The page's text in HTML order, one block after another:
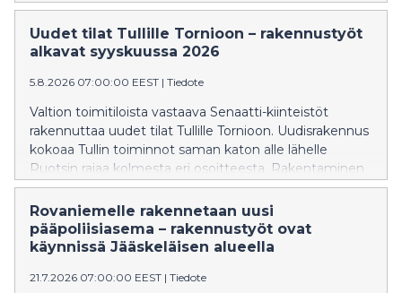
mukaisesti. Nyt on vuorossa päärakennuksen ja
talousrakennuksen peruskorjaukset, jotka käynnistyvät
elokuussa 2026 ja valmistuvat vuoden 2028
Uudet tilat Tullille Tornioon – rakennustyöt
alkavat syyskuussa 2026
5.8.2026 07:00:00 EEST | Tiedote
Valtion toimitiloista vastaava Senaatti-kiinteistöt
rakennuttaa uudet tilat Tullille Tornioon. Uudisrakennus
kokoaa Tullin toiminnot saman katon alle lähelle
Ruotsin rajaa kolmesta eri osoitteesta. Rakentaminen
alkaa alustavan aikataulun mukaan syyskuussa 2026, ja
työt valmistuvat arviolta loppukeväällä 2028.
Rovaniemelle rakennetaan uusi
pääpoliisiasema – rakennustyöt ovat
käynnissä Jääskeläisen alueella
21.7.2026 07:00:00 EEST | Tiedote